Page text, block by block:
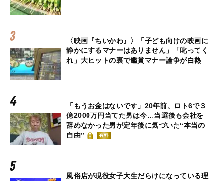
〈映画『ちいかわ』〉「子ども向けの映画に
静かにするマナーはありません」「叱ってく
れ」大ヒットの裏で鑑賞マナー論争が白熱
「もうお金はないです」20年前、ロト6で３
億2000万円当てた男は今…当選後も会社を
辞めなかった男が定年後に気づいた“本当の
自由”
有料
風俗店が現役女子大生だらけになっている理